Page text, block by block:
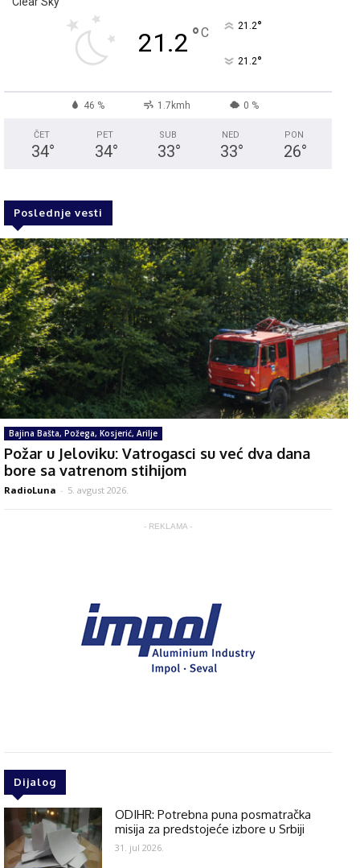
21.2 °C 21.2°
21.2°
46 % 1.7kmh 0 %
ČET
34°
PET
34°
SUB
33°
NED
33°
PON
26°
Poslednje vesti
Bajina Bašta, Požega, Kosjerić, Arilje
Požar u Jeloviku: Vatrogasci su već dva dana
bore sa vatrenom stihijom
RadioLuna - 5. avgust 2026.
- REKLAMA -
Dijalog
ODIHR: Potrebna puna posmatračka
misija za predstojeće izbore u Srbiji
31. jul 2026.